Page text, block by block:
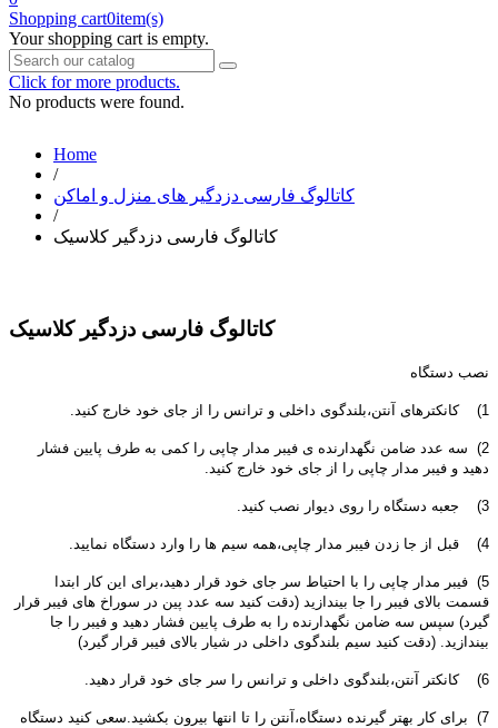
Shopping cart0item(s)
Your shopping cart is empty.
Click for more products.
No products were found.
Home
/
کاتالوگ فارسی دزدگیر های منزل و اماکن
/
کاتالوگ فارسی دزدگیر کلاسیک
کاتالوگ فارسی دزدگیر کلاسیک
نصب دستگاه
1) کانکترهای آنتن،بلندگوی داخلی و ترانس را از جای خود خارج کنید.
2) سه عدد ضامن نگهدارنده ی فیبر مدار چاپی را کمی به طرف پایین فشار
دهید و فیبر مدار چاپی را از جای خود خارج کنید.
3) جعبه دستگاه را روی دیوار نصب کنید.
4) قبل از جا زدن فیبر مدار چاپی،همه سیم ها را وارد دستگاه نمایید.
5) فیبر مدار چاپی را با احتیاط سر جای خود قرار دهید،برای این کار ابتدا
قسمت بالای فیبر را جا بیندازید (دقت کنید سه عدد پین در سوراخ های فیبر قرار
گیرد) سپس سه ضامن نگهدارنده را به طرف پایین فشار دهید و فیبر را جا
بیندازید. (دقت کنید سیم بلندگوی داخلی در شیار بالای فیبر قرار گیرد)
6) کانکتر آنتن،بلندگوی داخلی و ترانس را سر جای خود قرار دهید.
7) برای کار بهتر گیرنده دستگاه،آنتن را تا انتها بیرون بکشید.سعی کنید دستگاه